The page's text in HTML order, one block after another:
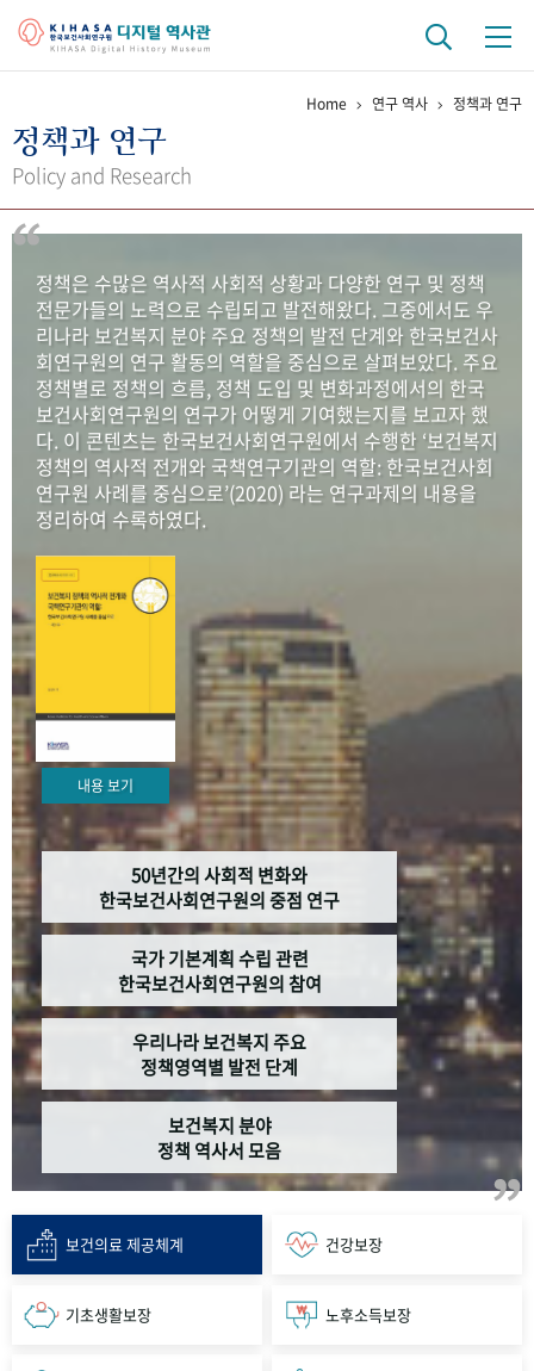
걸어온 길 기관 변천사
연구 역사
정책과 연구 키워드로 보는 연구 역사
연구자들
간행물 변천사
기록물 아카이브
사진 아카이브 문서 기록물 행정박물 영상 기록물
50+1주년 기념
성과 50선 숫자로 보는 50년
세계와 함께 한 KIHASA
VR 역사관
Home 연구 역사 정책과 연구
정책과 연구
Policy and Research
정책은 수많은 역사적 사회적 상황과 다양한 연구 및 정책
전문가들의 노력으로 수립되고 발전해왔다. 그중에서도 우
리나라 보건복지 분야 주요 정책의 발전 단계와 한국보건사
회연구원의 연구 활동의 역할을 중심으로 살펴보았다. 주요
정책별로 정책의 흐름, 정책 도입 및 변화과정에서의 한국
보건사회연구원의 연구가 어떻게 기여했는지를 보고자 했
다. 이 콘텐츠는 한국보건사회연구원에서 수행한 ‘보건복지
정책의 역사적 전개와 국책연구기관의 역할: 한국보건사회
연구원 사례를 중심으로’(2020) 라는 연구과제의 내용을
정리하여 수록하였다.
내용 보기
50년간의 사회적 변화와
한국보건사회연구원의 중점 연구
국가 기본계획 수립 관련
한국보건사회연구원의 참여
우리나라 보건복지 주요
정책영역별 발전 단계
보건복지 분야
정책 역사서 모음
보건의료 제공체계 건강보장
기초생활보장 노후소득보장